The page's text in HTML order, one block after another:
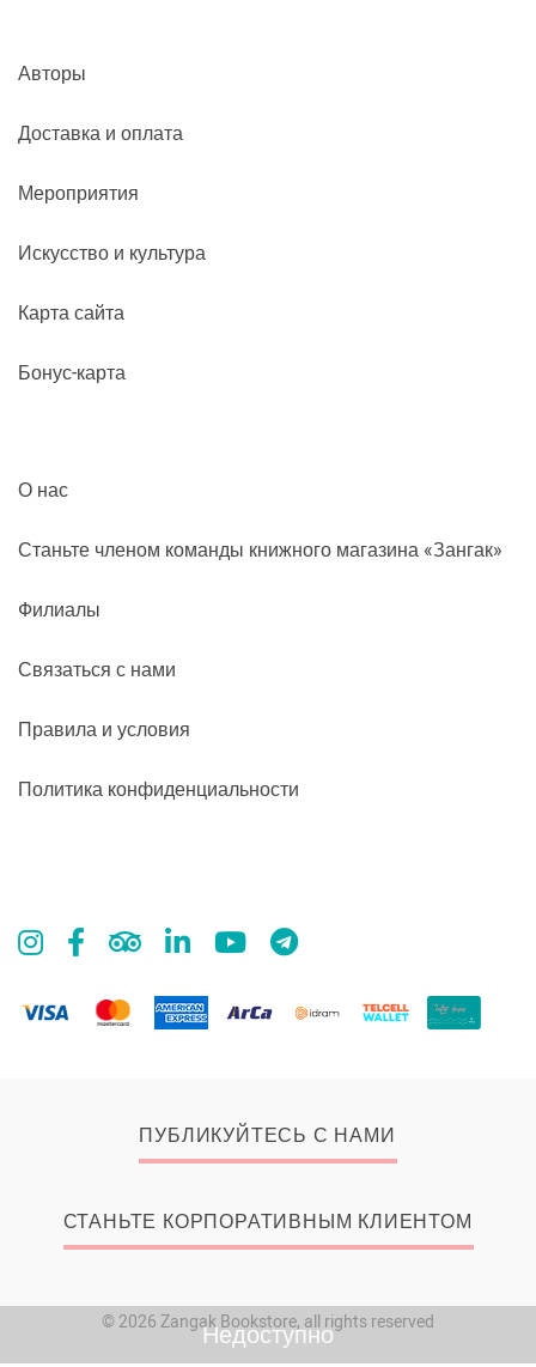
Недоступно
Авторы
Доставка и оплата
Мероприятия
Искусство и культура
Карта сайта
Бонус-карта
О нас
Станьте членом команды книжного магазина «Зангак»
Филиалы
Связаться с нами
Правила и условия
Политика конфиденциальности
ПУБЛИКУЙТЕСЬ С НАМИ
СТАНЬТЕ КОРПОРАТИВНЫМ КЛИЕНТОМ
© 2026 Zangak Bookstore, all rights reserved